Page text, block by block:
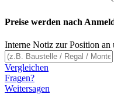
Preise werden nach
Interne Notiz zur Position an
Vergleichen
Fragen?
Weitersagen